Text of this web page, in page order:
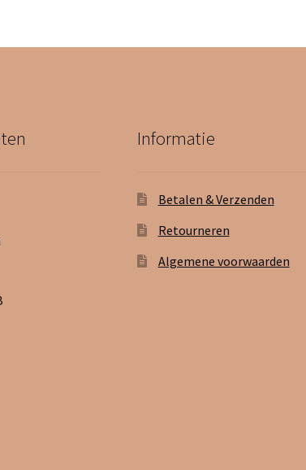
Informatie
Betalen & Verzenden
Retourneren
Algemene voorwaarden